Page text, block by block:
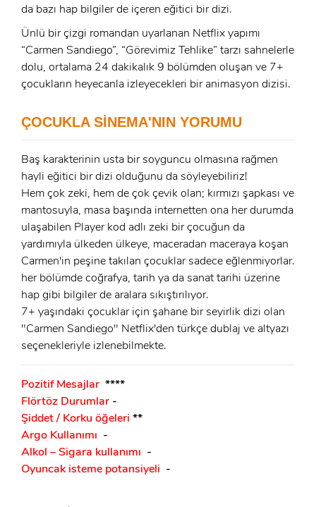
x
Şifre:
Beni Hatırla Şifremi Unuttum ?
GIRIŞ
x
ÜYE OL
E-Posta:
Şifre:
ÜYE OL
GIRIŞ
da bazı hap bilgiler de içeren eğitici bir dizi.
Ünlü bir çizgi romandan uyarlanan Netflix yapımı
“Carmen Sandiego”, “Görevimiz Tehlike” tarzı sahnelerle
dolu, ortalama 24 dakikalık 9 bölümden oluşan ve 7+
çocukların heyecanla izleyecekleri bir animasyon dizisi.
ÇOCUKLA SİNEMA'NIN YORUMU
Baş karakterinin usta bir soyguncu olmasına rağmen
hayli eğitici bir dizi olduğunu da söyleyebiliriz!
Hem çok zeki, hem de çok çevik olan; kırmızı şapkası ve
mantosuyla, masa başında internetten ona her durumda
ulaşabilen Player kod adlı zeki bir çocuğun da
yardımıyla ülkeden ülkeye, maceradan maceraya koşan
Carmen'in peşine takılan çocuklar sadece eğlenmiyorlar.
her bölümde coğrafya, tarih ya da sanat tarihi üzerine
hap gibi bilgiler de aralara sıkıştırılıyor.
7+ yaşındaki çocuklar için şahane bir seyirlik dizi olan
"Carmen Sandiego" Netflix'den türkçe dublaj ve altyazı
seçenekleriyle izlenebilmekte.
Pozitif Mesajlar ****
Flörtöz Durumlar -
Şiddet / Korku öğeleri **
Argo Kullanımı -
Alkol – Sigara kullanımı -
Oyuncak isteme potansiyeli -